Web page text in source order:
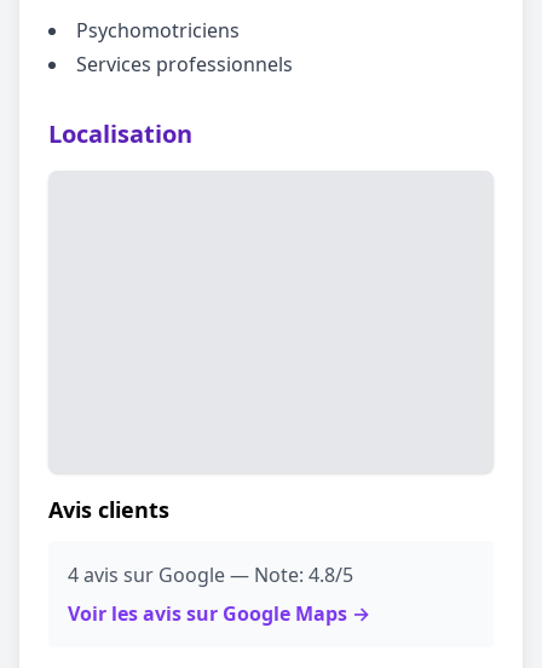
Psychomotriciens
Services professionnels
Localisation
Avis clients
4 avis sur Google — Note: 4.8/5
Voir les avis sur Google Maps →